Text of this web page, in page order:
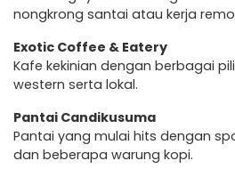
nongkrong santai atau kerja
Exotic Coffee & Eatery
Kafe kekinian dengan berbagai
western serta lokal.
Pantai Candikusuma
Pantai yang mulai hits dengan
dan beberapa warung kopi.